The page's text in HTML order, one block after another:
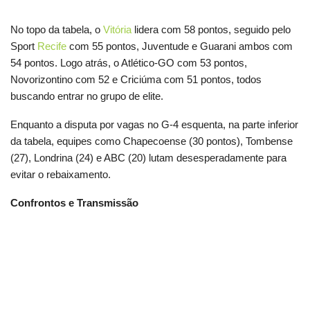
No topo da tabela, o Vitória lidera com 58 pontos, seguido pelo
Sport Recife com 55 pontos, Juventude e Guarani ambos com
54 pontos. Logo atrás, o Atlético-GO com 53 pontos,
Novorizontino com 52 e Criciúma com 51 pontos, todos
buscando entrar no grupo de elite.
Enquanto a disputa por vagas no G-4 esquenta, na parte inferior
da tabela, equipes como Chapecoense (30 pontos), Tombense
(27), Londrina (24) e ABC (20) lutam desesperadamente para
evitar o rebaixamento.
Confrontos e Transmissão